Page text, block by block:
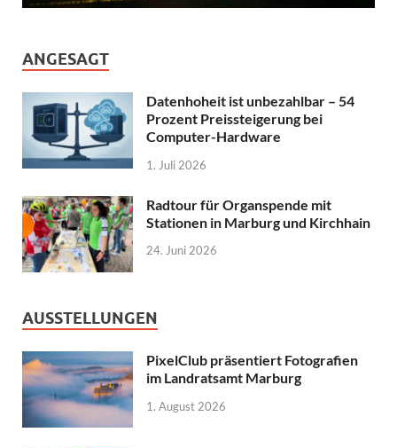
ANGESAGT
Datenhoheit ist unbezahlbar – 54
Prozent Preissteigerung bei
Computer-Hardware
1. Juli 2026
Radtour für Organspende mit
Stationen in Marburg und Kirchhain
24. Juni 2026
AUSSTELLUNGEN
PixelClub präsentiert Fotografien
im Landratsamt Marburg
1. August 2026